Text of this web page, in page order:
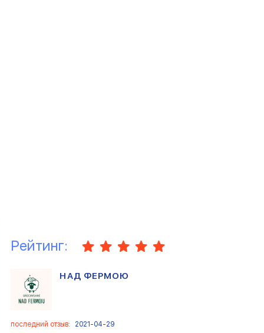
Рейтинг:
НАД ФЕРМОЮ
последний отзыв: 2021-04-29